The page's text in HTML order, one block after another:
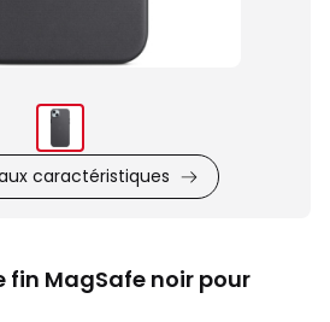
caractéristiques
fin MagSafe noir pour